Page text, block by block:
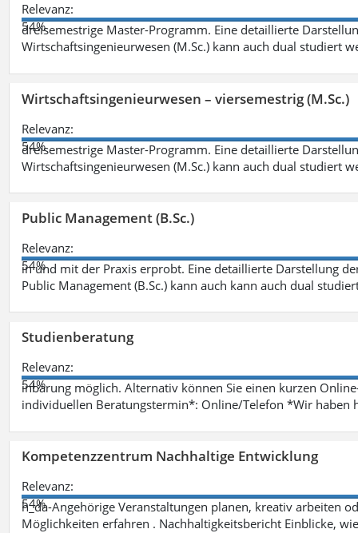
Relevanz:
54%
dreisemestrige Master-Programm. Eine detaillierte
Wirtschaftsingenieurwesen (M.Sc.) kann auch dual studiert
Wirtschaftsingenieurwesen – viersemestrig (M.Sc.)
Relevanz:
54%
dreisemestrige Master-Programm. Eine detaillierte
Wirtschaftsingenieurwesen (M.Sc.) kann auch dual studiert
Public Management (B.Sc.)
Relevanz:
54%
in und mit der Praxis erprobt. Eine detaillierte Darstellung
Public Management (B.Sc.) kann auch kann auch dual
Studienberatung
Relevanz:
54%
inbarung möglich. Alternativ können Sie einen kurzen
individuellen Beratungstermin*: Online/Telefon *Wir haben
Kompetenzzentrum Nachhaltige Entwicklung
Relevanz:
54%
h_da-Angehörige Veranstaltungen planen, kreativ arbeiten
Möglichkeiten erfahren . Nachhaltigkeitsbericht Einblicke,